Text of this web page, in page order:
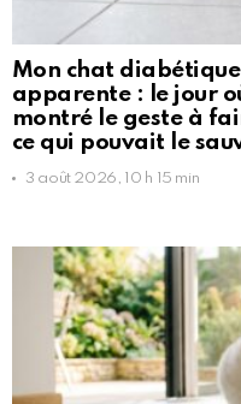
Mon chat
apparente : le jour
montré le geste à
ce qui pouvait le
3 août 2026, 10 h 15 min